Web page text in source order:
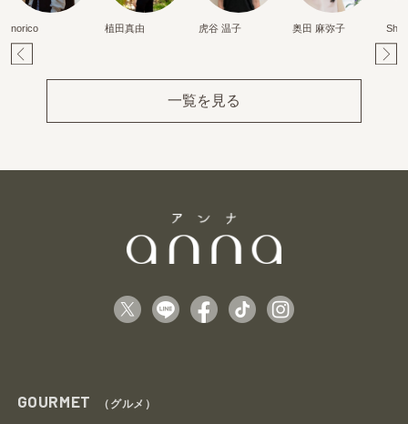
norico 植田真由 虎谷 温子 奥田 麻弥子
一覧を見る
GOURMET （グルメ）